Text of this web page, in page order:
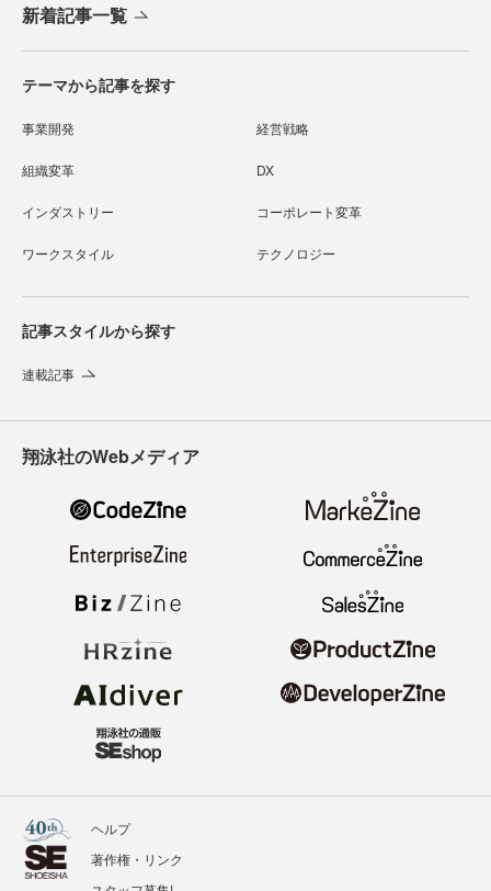
新着記事一覧
テーマから記事を探す
事業開発 経営戦略
組織変革 DX
インダストリー コーポレート変革
ワークスタイル テクノロジー
記事スタイルから探す
連載記事
翔泳社のWebメディア
ヘルプ
著作権・リンク